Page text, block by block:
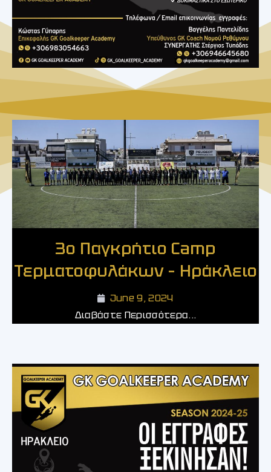
3ο Παγκρήτιο Camp
Τερματοφυλάκων – Ηράκλειο​
June 9, 2024
Διαβάστε Περισσότερα...